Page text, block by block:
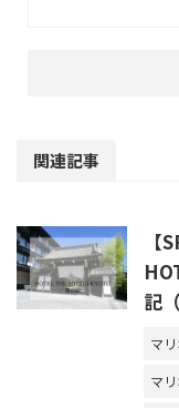
関連記事
【
記
マ
マ